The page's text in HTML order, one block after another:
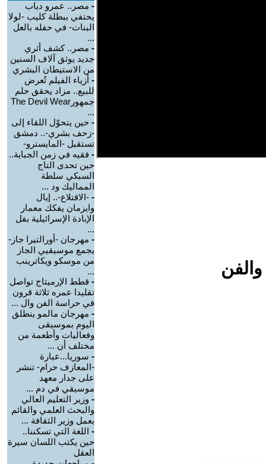
- مصر.. عمرو دياب
يحتفي ببطلة كليب -لولا
البنات- في حفله بالعل
...
- مصر.. كشف أثري
جديد يوثق آلاف السنين
من الاستيطان البشري
- أزياء الفيلم تُعرض
للبيع.. مزاد يحقق حلم
جمهورThe Devil Wear
...
- حين يتحوّل اللقاء إلى
-زحف بشري-.. دمشق
تستقبل -المايسترو-
- فقيه في زمن الجباية..
حين تحدى التاج
السبكي سلطة
المماليك ود ...
- -الاقتلاع-.. إيال
وايزمان يفكك معمار
الإبادة الإسرائيلية بفل
...
- مهرجان -أورالتيرا جاز-
يجمع موسيقيي الجاز
من موسكو ويكاترينب
...
- قطط الإرميتاج تواصل
تقليدا عمره ثلاثة قرون
في حراسة الفن وال ...
- مهرجان مالمو ينطلق
اليوم بموسيقى
وفعاليات وأطعمة من
مختلف أن ...
- سوريا...عبارة
-المعازف حرام- تنشر
على جدار معهد
موسيقي في دم ...
- وزير التعليم العالي
والبحث العلمي والقائم
بعمل وزير الثقافة ...
- اللغة التي تسكننا..
حين يكتب اللسان سيرة
العقل